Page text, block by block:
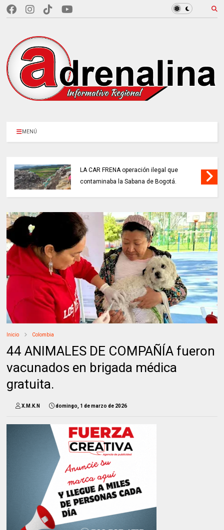
MENÚ
LA CAR FRENA operación ilegal que
contaminaba la Sabana de Bogotá.
Inicio Colombia
44 ANIMALES DE COMPAÑÍA fueron
vacunados en brigada médica
gratuita.
X.M.K.N domingo, 1 de marzo de 2026